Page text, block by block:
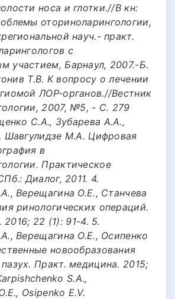
носа и глотки.//В кн:
оториноларингологии,
науч.- практ.
с
участием, Барнаул, 2007.-Б.
Т.В. К вопросу о лечении
ЛОР-органов.//Вестник
2007, №5, - С. 279
C.A., Зубарева A.A.,
Шавгулидзе М.А. Цифровая
в
Практическое
Диалог, 2011. 4.
Верещагина O.E., Станчева
ринологических операций.
2016; 22 (1): 91-4. 5.
Верещагина O.E., Осипенко
новообразования
Практ. медицина. 2015;
S.A.,
Osipenko E.V.